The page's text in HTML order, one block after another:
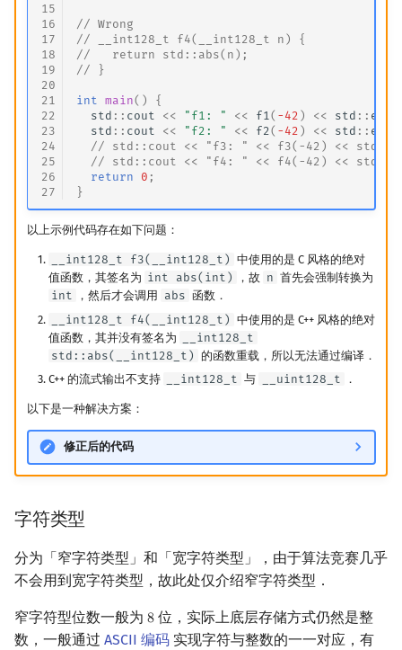
15
16
17
18
19
20
21
22
23
24
25
26
27
// Wrong
// __int128_t f4(__int128_t n) {
//   return std::abs(n);
// }
int main()
{
std :: cout << "f1: " << f1( -42 ) << std :: endl
std :: cout << "f2: " << f2( -42 ) << std :: endl
// std::cout << "f3: " << f3(-42) <<
// std::cout << "f4: " << f4(-42) <<
return
0 ;
}
以上示例代码存在如下问题：
__int128_t f3(__int128_t) 中使用的是 C 风格的绝对
值函数，其签名为 int abs(int) ，故 n 首先会强制转换为
int
，然后才会调用 abs 函数．
__int128_t f4(__int128_t) 中使用的是 C++ 风格的绝对
值函数，其并没有签名为
__int128_t
std::abs(__int128_t)
的函数重载，所以无法通过编译．
C++ 的流式输出不支持
__int128_t 与 __uint128_t ．
以下是一种解决方案：
修正后的代码
字符类型
分为「窄字符类型」和「宽字符类型」，由于算法竞赛几乎
不会用到宽字符类型，故此处仅介绍窄字符类型．
窄字符型位数一般为 8
8 位，实际上底层存储方式仍然是整
数，一般通过 ASCII 编码 实现字符与整数的一一对应，有